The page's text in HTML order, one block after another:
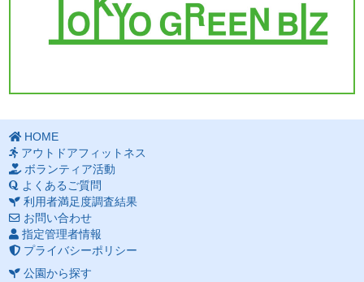
HOME
アウトドアフィットネス
ボランティア活動
よくあるご質問
利用者満足度調査結果
お問い合わせ
指定管理者情報
プライバシーポリシー
公園から探す